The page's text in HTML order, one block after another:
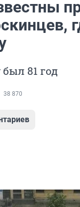
81 год
38 870